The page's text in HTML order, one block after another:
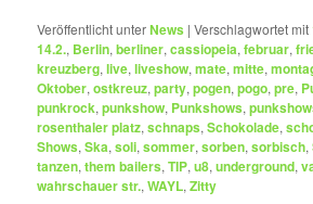
Veröffentlicht unterNews |Verschlagwortet mit
14.2., Berlin,berliner,cassiopeia,februar,
kreuzberg,live,liveshow,mate,mitte,
Oktober,ostkreuz,party,pogen,pogo,pre,
punkrock,punkshow, Punkshows,
rosenthaler platz,schnaps,Schokolade,
Shows,Ska,soli,sommer,sorben,sorbisch,
tanzen,them bailers,TIP,u8,underground,
wahrschauer str.,WAYL,Zitty